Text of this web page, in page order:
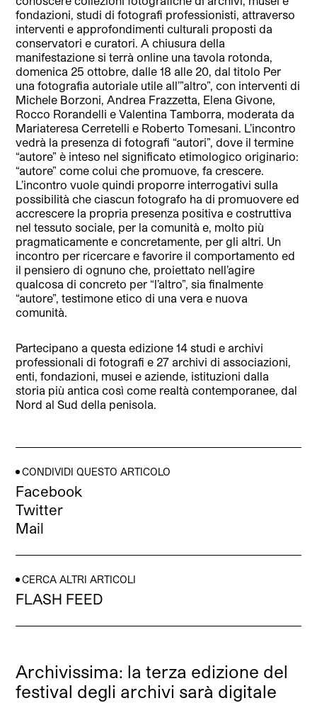
fondazioni, studi di fotografi professionisti, attraverso
interventi e approfondimenti culturali proposti da
conservatori e curatori. A chiusura della
manifestazione si terrà online una tavola rotonda,
domenica 25 ottobre, dalle 18 alle 20, dal titolo Per
una fotografia autoriale utile all’”altro”, con interventi di
Michele Borzoni, Andrea Frazzetta, Elena Givone,
Rocco Rorandelli e Valentina Tamborra, moderata da
Mariateresa Cerretelli e Roberto Tomesani. L’incontro
vedrà la presenza di fotografi “autori”, dove il termine
“autore” è inteso nel significato etimologico originario:
“autore” come colui che promuove, fa crescere.
L’incontro vuole quindi proporre interrogativi sulla
possibilità che ciascun fotografo ha di promuovere ed
accrescere la propria presenza positiva e costruttiva
nel tessuto sociale, per la comunità e, molto più
pragmaticamente e concretamente, per gli altri. Un
incontro per ricercare e favorire il comportamento ed
il pensiero di ognuno che, proiettato nell’agire
qualcosa di concreto per “l’altro”, sia finalmente
“autore”, testimone etico di una vera e nuova
comunità.
Partecipano a questa edizione 14 studi e archivi
professionali di fotografi e 27 archivi di associazioni,
enti, fondazioni, musei e aziende, istituzioni dalla
storia più antica così come realtà contemporanee, dal
Nord al Sud della penisola.
CONDIVIDI QUESTO ARTICOLO
Facebook
Twitter
Mail
CERCA ALTRI ARTICOLI
FLASH FEED
Archivissima: la terza edizione del
festival degli archivi sarà digitale